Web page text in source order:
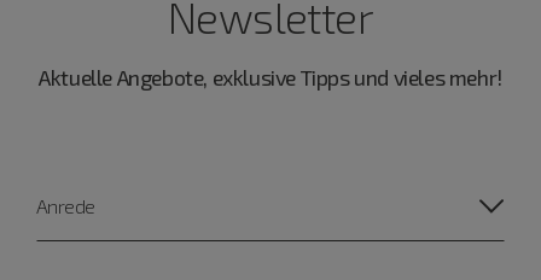
Newsletter
Aktuelle Angebote, exklusive Tipps und vieles mehr!
Anrede